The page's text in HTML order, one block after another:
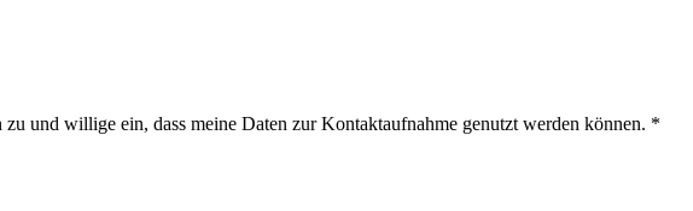
zu und willige ein, dass meine Daten zur Kontaktaufnahme genutzt werden können. *